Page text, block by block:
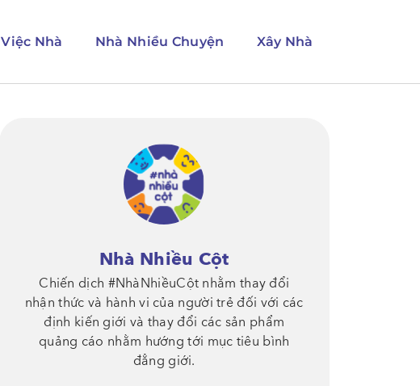
Việc Nhà Nhà Nhiều Chuyện Xây Nhà
Nhà Nhiều Cột
Chiến dịch #NhàNhiềuCột nhằm thay đổi
nhận thức và hành vi của người trẻ đối với các
định kiến giới và thay đổi các sản phẩm
quảng cáo nhằm hướng tới mục tiêu bình
đẳng giới.